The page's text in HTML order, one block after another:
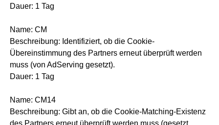
Dauer: 1 Tag
Name: CM
Beschreibung: Identifiziert, ob die Cookie-
Übereinstimmung des Partners erneut überprüft werden
muss (von AdServing gesetzt).
Dauer: 1 Tag
Name: CM14
Beschreibung: Gibt an, ob die Cookie-Matching-Existenz
des Partners erneut überprüft werden muss (gesetzt